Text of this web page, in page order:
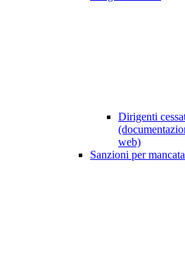
Dirigenti
web)
Sanzioni per